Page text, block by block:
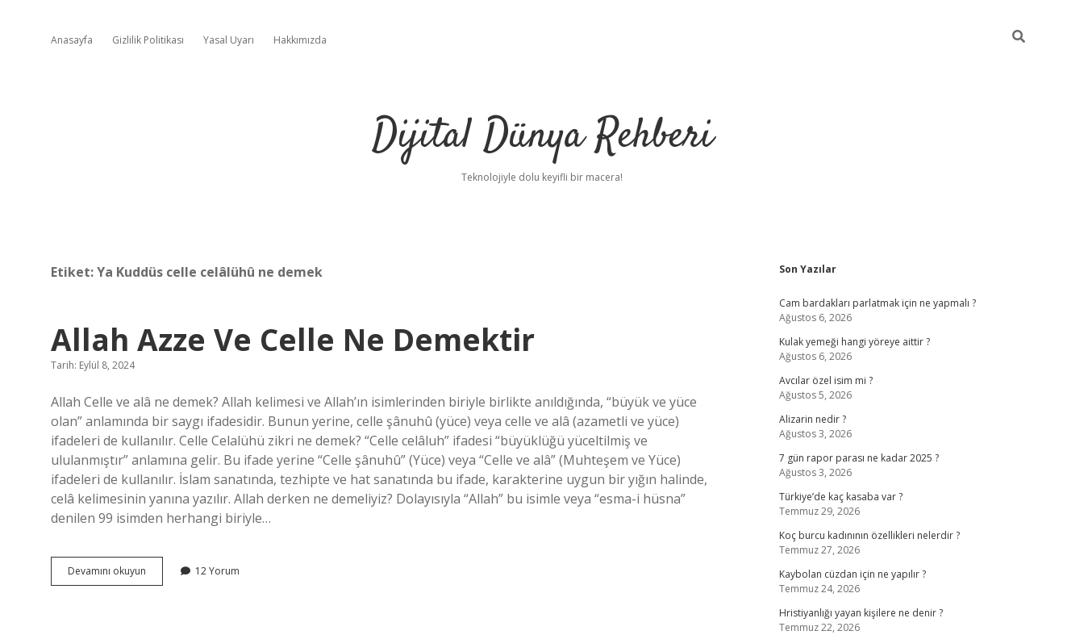
Anasayfa Gizlilik Politikası Yasal Uyarı Hakkımızda
Dijital Dünya Rehberi
Teknolojiyle dolu keyifli bir macera!
Etiket:Ya Kuddüs celle celâlühû ne demek
Allah Azze Ve Celle Ne Demektir
Tarih: Eylül 8, 2024
Allah Celle ve alâ ne demek? Allah kelimesi ve Allah’ın isimlerinden biriyle birlikte anıldığında, “büyük ve yüce
olan” anlamında bir saygı ifadesidir. Bunun yerine, celle şânuhû (yüce) veya celle ve alâ (azametli ve yüce)
ifadeleri de kullanılır. Celle Celalühü zikri ne demek? “Celle celâluh” ifadesi “büyüklüğü yüceltilmiş ve
ululanmıştır” anlamına gelir. Bu ifade yerine “Celle şânuhû” (Yüce) veya “Celle ve alâ” (Muhteşem ve Yüce)
ifadeleri de kullanılır. İslam sanatında, tezhipte ve hat sanatında bu ifade, karakterine uygun bir yığın halinde,
celâ kelimesinin yanına yazılır. Allah derken ne demeliyiz? Dolayısıyla “Allah” bu isimle veya “esma-i hüsna”
denilen 99 isimden herhangi biriyle…
Devamını okuyun
Azze
12 Yorum
Sidebar
Son Yazılar
Cam bardakları parlatmak için ne yapmalı ?
Ağustos 6, 2026
Kulak yemeği hangi yöreye aittir ?
Ağustos 6, 2026
Avcılar özel isim mi ?
Ağustos 5, 2026
Alizarin nedir ?
Ağustos 3, 2026
7 gün rapor parası ne kadar 2025 ?
Ağustos 3, 2026
Türkiye’de kaç kasaba var ?
Temmuz 29, 2026
Koç burcu kadınının özellikleri nelerdir ?
Temmuz 27, 2026
Kaybolan cüzdan için ne yapılır ?
Temmuz 24, 2026
Hristiyanlığı yayan kişilere ne denir ?
Temmuz 22, 2026